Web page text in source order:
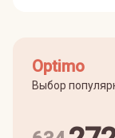
Optimo
Выбор